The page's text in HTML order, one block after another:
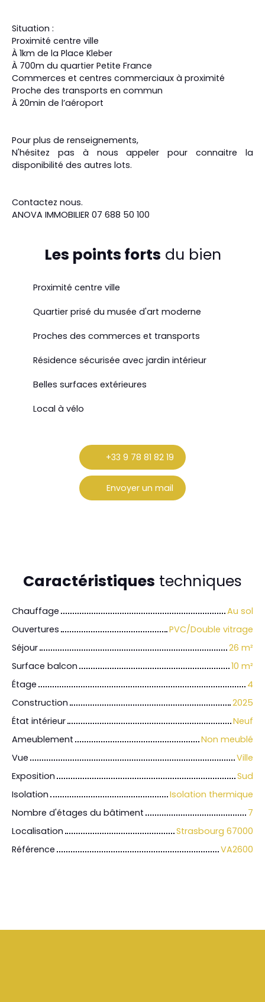
Situation :
Proximité centre ville
À 1km de la Place Kleber
À 700m du quartier Petite France
Commerces et centres commerciaux à proximité
Proche des transports en commun
À 20min de l’aéroport
Pour plus de renseignements,
N'hésitez pas à nous appeler pour connaitre la
disponibilité des autres lots.
Contactez nous.
ANOVA IMMOBILIER 07 688 50 100
Les points forts du bien
Proximité centre ville
Quartier prisé du musée d'art moderne
Proches des commerces et transports
Résidence sécurisée avec jardin intérieur
Belles surfaces extérieures
Local à vélo
+33 9 78 81 82 19
Envoyer un mail
Caractéristiques techniques
Chauffage
Au sol
Ouvertures
PVC/Double vitrage
Séjour
26 m²
Surface balcon
10 m²
Étage
4
Construction
2025
État intérieur
Neuf
Ameublement
Non meublé
Vue
Ville
Exposition
Sud
Isolation
Isolation thermique
Nombre d'étages du bâtiment
7
Localisation
Strasbourg 67000
Référence
VA2600